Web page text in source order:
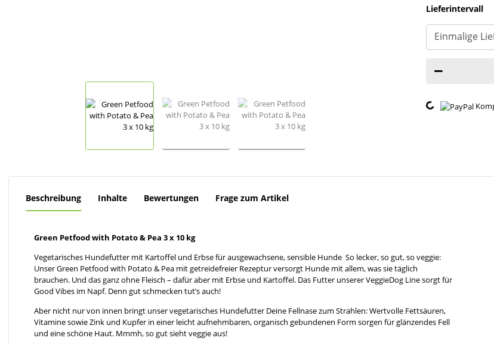
Lieferintervall
Loading...
Beschreibung Inhalte Bewertungen Frage zum Artikel
Green Petfood with Potato & Pea 3 x 10 kg
Vegetarisches Hundefutter mit Kartoffel und Erbse für ausgewachsene, sensible Hunde So lecker, so gut, so veggie:
Unser Green Petfood with Potato & Pea mit getreidefreier Rezeptur versorgt Hunde mit allem, was sie täglich
brauchen. Und das ganz ohne Fleisch – dafür aber mit Erbse und Kartoffel. Das Futter unserer VeggieDog Line sorgt für
Good Vibes im Napf. Denn gut schmecken tut’s auch!
Aber nicht nur von innen bringt unser vegetarisches Hundefutter Deine Fellnase zum Strahlen: Wertvolle Fettsäuren,
Vitamine sowie Zink und Kupfer in einer leicht aufnehmbaren, organisch gebundenen Form sorgen für glänzendes Fell
und eine schöne Haut. Mmmh, so gut sieht veggie aus!